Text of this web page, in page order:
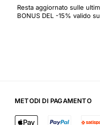
Resta aggiornato sulle
BONUS DEL -15% valido
METODI DI PAGAMENTO